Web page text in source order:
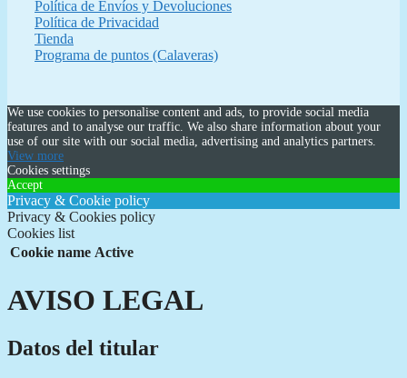
Política de Envíos y Devoluciones
Política de Privacidad
Tienda
Programa de puntos (Calaveras)
We use cookies to personalise content and ads, to provide social media
features and to analyse our traffic. We also share information about your
use of our site with our social media, advertising and analytics partners.
View more
Cookies settings
Accept
Privacy & Cookie policy
Privacy & Cookies policy
Cookies list
Cookie name Active
AVISO LEGAL
Datos del titular